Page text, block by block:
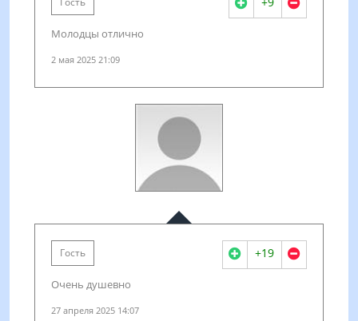
Молодцы отлично
2 мая 2025 21:09
Гость +19
Очень душевно
27 апреля 2025 14:07